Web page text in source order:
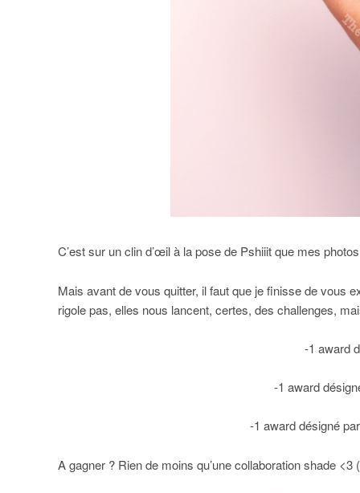
C’est sur un clin d’œil à la pose de Pshiiit que mes
Mais avant de vous quitter, il faut que je finisse de vous
rigole pas, elles nous lancent, certes, des challenges,
-1 award
-1 award
-1 award désigné
A gagner ? Rien de moins qu’une collaboration shade